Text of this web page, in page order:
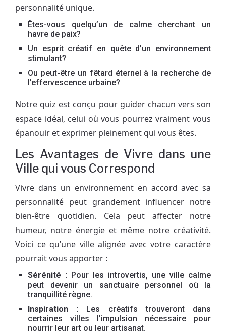
personnalité unique.
Êtes-vous quelqu’un de calme cherchant un
havre de paix?
Un esprit créatif en quête d’un environnement
stimulant?
Ou peut-être un fêtard éternel à la recherche de
l’effervescence urbaine?
Notre quiz est conçu pour guider chacun vers son
espace idéal, celui où vous pourrez vraiment vous
épanouir et exprimer pleinement qui vous êtes.
Les Avantages de Vivre dans une
Ville qui vous Correspond
Vivre dans un environnement en accord avec sa
personnalité peut grandement influencer notre
bien-être quotidien. Cela peut affecter notre
humeur, notre énergie et même notre créativité.
Voici ce qu’une ville alignée avec votre caractère
pourrait vous apporter :
Sérénité : Pour les introvertis, une ville calme
peut devenir un sanctuaire personnel où la
tranquillité règne.
Inspiration : Les créatifs trouveront dans
certaines villes l’impulsion nécessaire pour
nourrir leur art ou leur artisanat.